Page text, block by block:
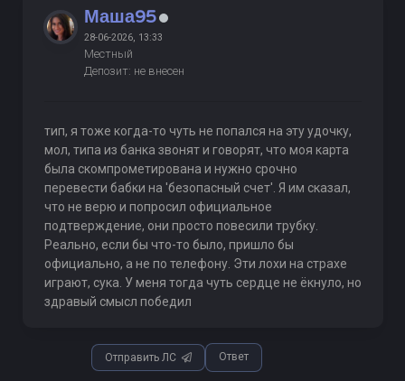
Маша95
28-06-2026, 13:33
Местный
Депозит: не внесен
тип, я тоже когда-то чуть не попался на эту удочку,
мол, типа из банка звонят и говорят, что моя карта
была скомпрометирована и нужно срочно
перевести бабки на 'безопасный счет'. Я им сказал,
что не верю и попросил официальное
подтверждение, они просто повесили трубку.
Реально, если бы что-то было, пришло бы
официально, а не по телефону. Эти лохи на страхе
играют, сука. У меня тогда чуть сердце не ёкнуло, но
здравый смысл победил
Отправить ЛС Ответ